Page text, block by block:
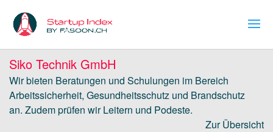
Siko Technik GmbH
Wir bieten Beratungen und Schulungen im Bereich
Arbeitssicherheit, Gesundheitsschutz und Brandschutz
an. Zudem prüfen wir Leitern und Podeste.
Zur Übersicht